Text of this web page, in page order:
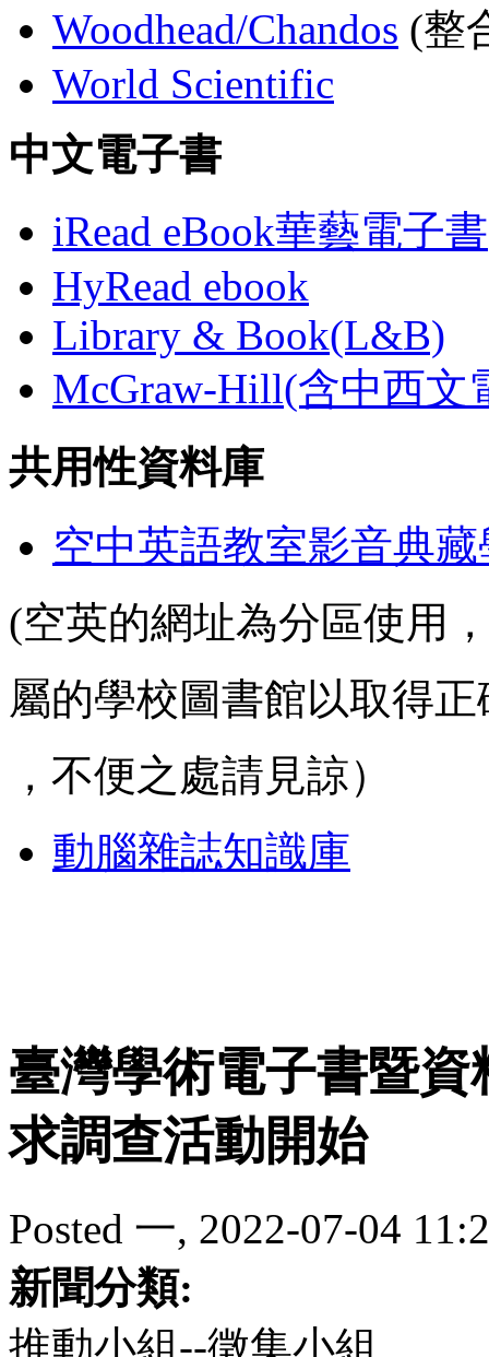
Woodhead/Chandos (整
World Scientific
中文電子書
iRead eBook華藝電子書
HyRead ebook
Library & Book(L&B)
McGraw-Hill(含中西文
共用性資料庫
空中英語教室影音典
(空英的網址為分區使用
屬的學校圖書館以取得
，不便之處請見諒）
動腦雜誌知識庫
臺灣學術電子書暨
求調查活動開始
Posted 一, 2022-07-04
新聞分類:
推動小組--徵集小組